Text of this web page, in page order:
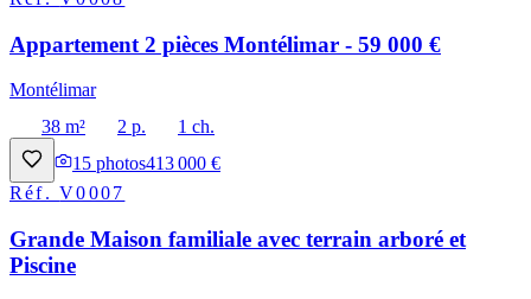
Appartement 2 pièces Montélimar - 59 000 €
Montélimar
38 m²
2 p.
1 ch.
15 photos413 000 €
Réf.V0007
Grande Maison familiale avec terrain arboré et
Piscine